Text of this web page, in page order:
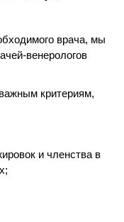
врача, мы
венерологов
критериям,
и членства в